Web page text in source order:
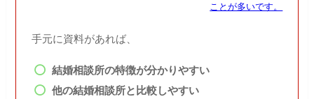
ことが多いです。
手元に資料があれば、
結婚相談所の特徴が分かりやすい
他の結婚相談所と比較しやすい